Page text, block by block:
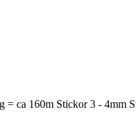
ca 160m Stickor 3 - 4mm